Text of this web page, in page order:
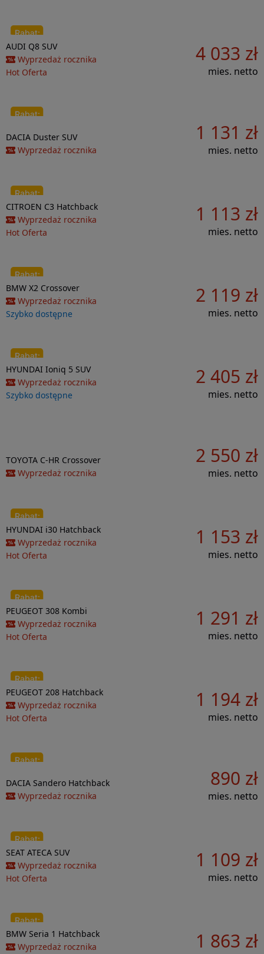
73 389 zł Do porównania
AUDI Q8 SUV
Wyprzedaż rocznika
Hot Oferta
4 033 zł
mies. netto
Do porównania
DACIA Duster SUV
Wyprzedaż rocznika
1 131 zł
mies. netto
6 667 zł Do porównania
CITROEN C3 Hatchback
Wyprzedaż rocznika
Hot Oferta
1 113 zł
mies. netto
46 146 zł Do porównania
BMW X2 Crossover
Wyprzedaż rocznika
Szybko dostępne
2 119 zł
mies. netto
21 138 zł Do porównania
HYUNDAI Ioniq 5 SUV
Wyprzedaż rocznika
Szybko dostępne
2 405 zł
mies. netto
Do porównania
TOYOTA C-HR Crossover
Wyprzedaż rocznika
2 550 zł
mies. netto
26 085 zł Do porównania
HYUNDAI i30 Hatchback
Wyprzedaż rocznika
Hot Oferta
1 153 zł
mies. netto
27 900 zł Do porównania
PEUGEOT 308 Kombi
Wyprzedaż rocznika
Hot Oferta
1 291 zł
mies. netto
15 505 zł Do porównania
PEUGEOT 208 Hatchback
Wyprzedaż rocznika
Hot Oferta
1 194 zł
mies. netto
Do porównania
DACIA Sandero Hatchback
Wyprzedaż rocznika
890 zł
mies. netto
15 594 zł Do porównania
SEAT ATECA SUV
Wyprzedaż rocznika
Hot Oferta
1 109 zł
mies. netto
22 537 zł Do porównania
BMW Seria 1 Hatchback
Wyprzedaż rocznika
1 863 zł